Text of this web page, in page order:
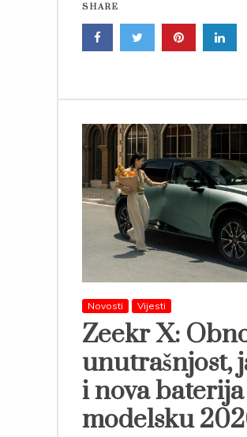
SHARE
Novosti Vijesti
Zeekr X:
unutrašnjost,
i nova
modelsku